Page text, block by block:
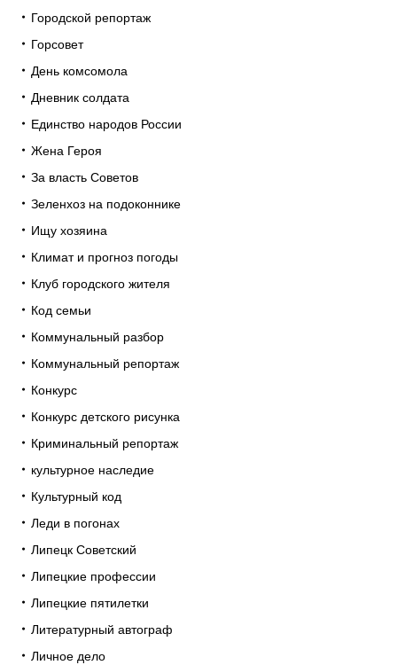
Городской репортаж
Горсовет
День комсомола
Дневник солдата
Единство народов России
Жена Героя
За власть Советов
Зеленхоз на подоконнике
Ищу хозяина
Климат и прогноз погоды
Клуб городского жителя
Код семьи
Коммунальный разбор
Коммунальный репортаж
Конкурс
Конкурс детского рисунка
Криминальный репортаж
культурное наследие
Культурный код
Леди в погонах
Липецк Советский
Липецкие профессии
Липецкие пятилетки
Литературный автограф
Личное дело